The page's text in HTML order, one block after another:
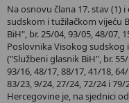
Na osnovu člana 17. stav (1)
sudskom i tužilačkom vijeću
BiH", br. 25/04, 93/05, 48/07,
Poslovnika Visokog sudskog
("Službeni glasnik BiH", br.
93/16, 48/17, 88/17, 41/18,
83/23, 9/24, 27/24, 72/24 i
Hercegovine je, na sjednici